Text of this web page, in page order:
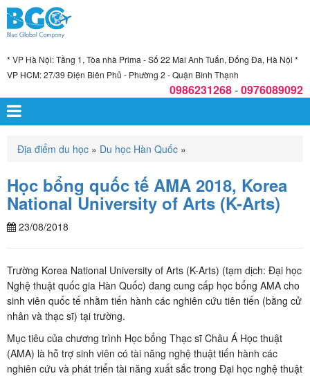
* VP Hà Nội: Tầng 1, Tòa nhà Prima - Số 22 Mai Anh Tuấn, Đống Đa, Hà Nội *
VP HCM: 27/39 Điện Biên Phủ - Phường 2 - Quận Bình Thạnh
0986231268-0976089092
Địa điểm du học » Du học Hàn Quốc »
Học bổng quốc tế AMA 2018, Korea
National University of Arts (K-Arts)
23/08/2018
Trường Korea National University of Arts (K-Arts) (tạm dịch: Đại học
Nghệ thuật quốc gia Hàn Quốc) đang cung cấp học bổng AMA cho
sinh viên quốc tế nhằm tiến hành các nghiên cứu tiên tiến (bằng cử
nhân và thạc sĩ) tại trường.
Mục tiêu của chương trình Học bổng Thạc sĩ Châu Á Học thuật
(AMA) là hỗ trợ sinh viên có tài năng nghệ thuật tiến hành các
nghiên cứu và phát triển tài năng xuất sắc trong Đại học nghệ thuật